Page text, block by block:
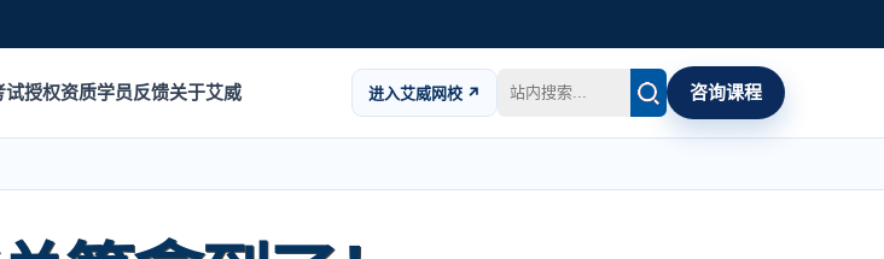
试授权资质学员反馈关于艾威 进入艾威网校 ↗ 咨询课程